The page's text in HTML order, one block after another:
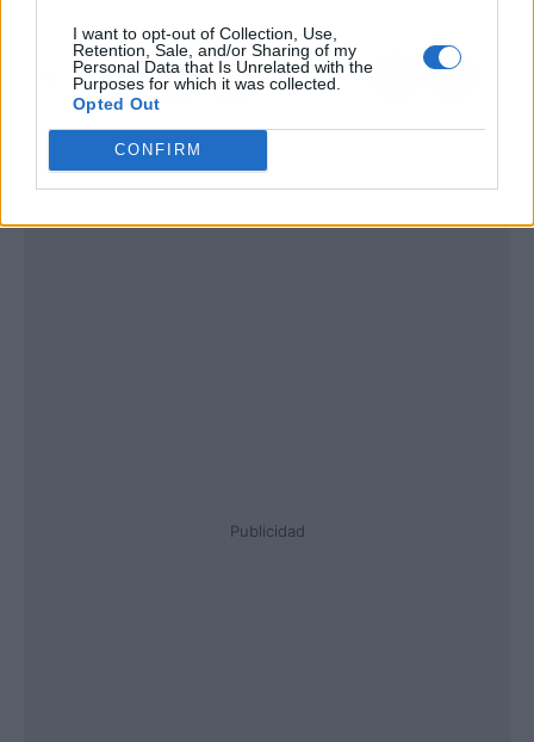
I want to opt-out of Collection, Use,
Retention, Sale, and/or Sharing of my
Personal Data that Is Unrelated with the
Purposes for which it was collected.
Opted Out
CONFIRM
Publicidad